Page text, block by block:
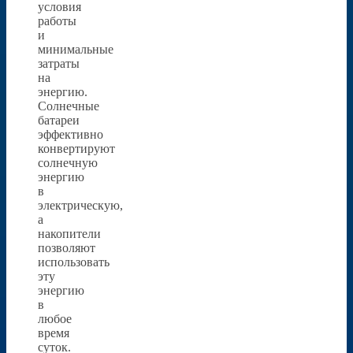
условия
работы
и
минимальные
затраты
на
энергию.
Солнечные
батареи
эффективно
конвертируют
солнечную
энергию
в
электрическую,
а
накопители
позволяют
использовать
эту
энергию
в
любое
время
суток.